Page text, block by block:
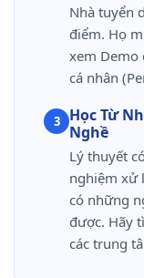
Nhà tuyển
điểm. Họ
xem Demo
cá nhân
3
Học Từ
Nghề
Lý thuyết
nghiệm xử
có những
được. Hãy
các trung